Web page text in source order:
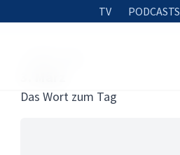
TV PODCASTS
Das Wort zum Tag